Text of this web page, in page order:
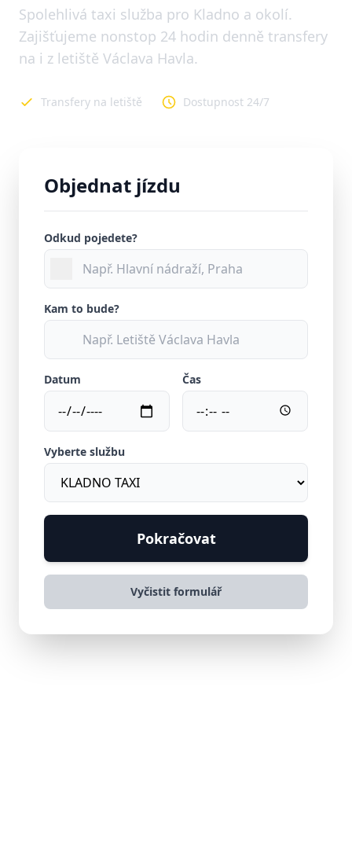
Spolehlivá taxi služba pro Kladno a okolí.
Zajišťujeme nonstop 24 hodin denně transfery
na i z letiště Václava Havla.
Transfery na letiště Dostupnost 24/7
Objednat jízdu
Odkud pojedete?
Kam to bude?
Datum Čas
Vyberte službu
Pokračovat
Vyčistit formulář